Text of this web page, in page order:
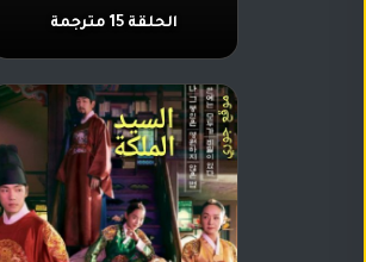
الحلقة 15 مترجمة